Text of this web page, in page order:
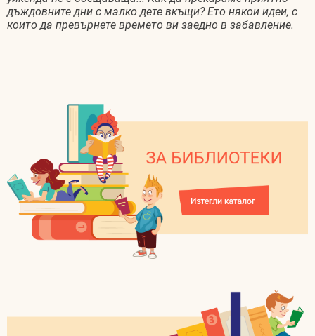
дъждовните дни с малко дете вкъщи? Ето някои идеи, с
които да превърнете времето ви заедно в забавление.